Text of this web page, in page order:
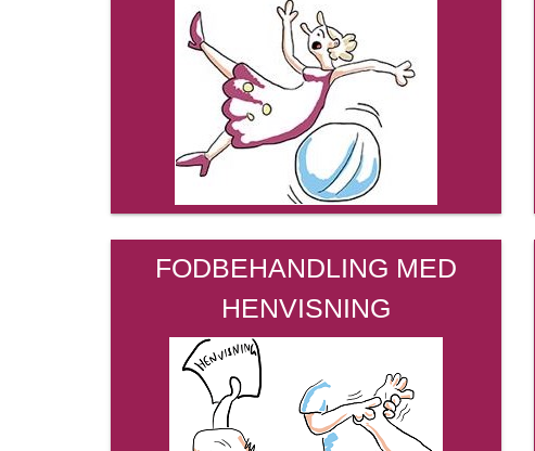
FODBEHANDLING MED
HENVISNING